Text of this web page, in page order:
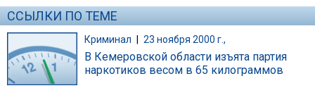
ССЫЛКИ ПО ТЕМЕ
Криминал | 23 ноября 2000 г.,
В Кемеровской области изъята партия
наркотиков весом в 65 килограммов